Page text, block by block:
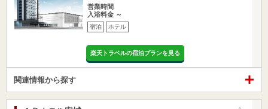
営業時間
入浴料金 ～
宿泊 ホテル
楽天トラベルの宿泊プランを見る
関連情報から探す